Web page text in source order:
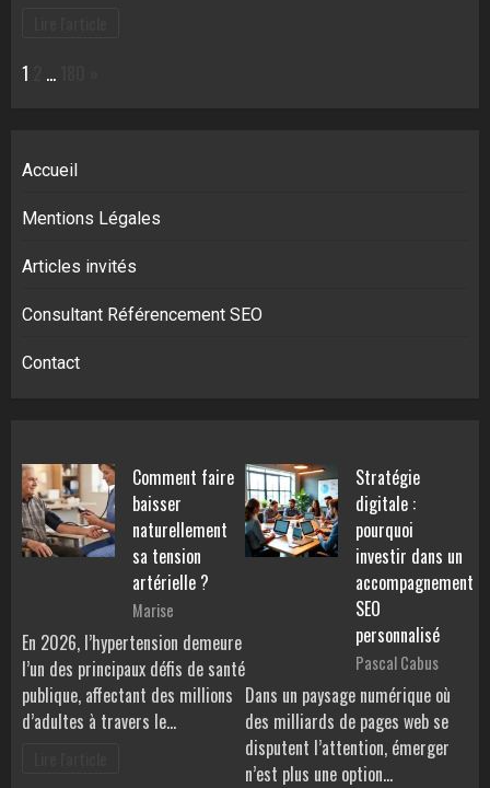
Page:
1 …
Accueil
Mentions Légales
Articles invités
Consultant Référencement SEO
Contact
Comment faire
baisser
naturellement
sa tension
artérielle ?
Marise
En 2026, l’hypertension demeure
l’un des principaux défis de santé
publique, affectant des millions
d’adultes à travers le…
Stratégie
digitale :
pourquoi
investir dans un
accompagnement
SEO
personnalisé
Pascal Cabus
Dans un paysage numérique où
des milliards de pages web se
disputent l’attention, émerger
n’est plus une option…